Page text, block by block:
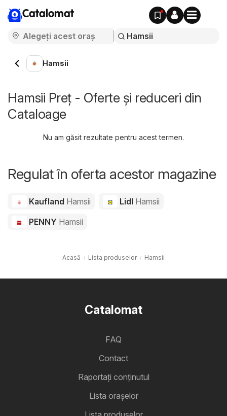
Catalomat
Hamsii
Hamsii Preț - Oferte și reduceri din
Cataloage
Nu am găsit rezultate pentru acest termen.
Regulat în oferta acestor magazine
Kaufland Hamsii Lidl Hamsii
PENNY Hamsii
Acasă Lista produselor Hamsii
Catalomat
FAQ
Contact
Raportați conținutul
Lista oraşelor